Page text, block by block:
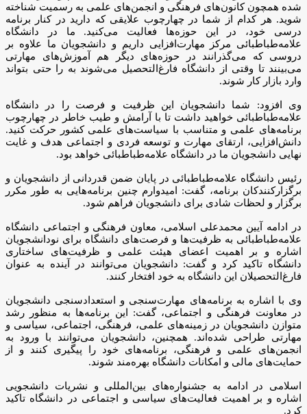
وی افزود: شما دانشجویان این ظرفیت و فرصت را در دانشگاه
علامه‌طباطبائی خواهید داشت تا با آرامش و طیب خاطر در چهارچوب
برنامه‌های علمی و متناسب با سیاست‌های علمی کشور حرکت کنید.
دانش‌افزایی، ارتقای مهارت و توسعه فردی و اجتماعی هدف و غایت
نهایی دانشجویان ما در دانشگاه علامه‌طباطبائی خواهد بود.
رئیس دانشگاه علامه‌طباطبائی در پایان ضمن قدردانی از دانشجویان و
برگزارکنندکان برنامه، گفت: امیدوارم چنین برنامه‌هایی به طور مکرر
برگزار و لحظات شادی برای دانشجویان فراهم شود.
در ادامه آیین محمدعلی اسلامی، معاون فرهنگی و اجتماعی دانشگاه
علامه‌طباطبائی به ظرفیت‌ها و فرصت‌های دانشگاه برای نودانشجویان
اشاره و بر اهمیت اعضای هیئت علمی و ظرفیت‌های ساختاری
دانشگاه تاکید کرد و گفت: دانشجویان می‌توانند در آینده به عنوان
فارغ‌التحصیلان این دانشگاه به خود افتخار کنند.
وی با اشاره به برنامه‌های مهارت‌سنجی و استعدادسنجی دانشجویان
در معاونت فرهنگی و اجتماعی، گفت: این برنامه‌ها به منظور رشد
متوازن دانشجویان در زمینه‌های علمی، فرهنگی، اجتماعی، سیاسی و
مهارتی طراحی شده‌اند. همچنین، دانشجویان می‌توانند با ورود به
انجمن‌های علمی و فرهنگی، برنامه‌های خود را پیگیری کنند و از
حمایت‌های مالی و امکانات دانشگاه بهره‌مند شوند.
اسلامی در ادامه به جشنواره‌های بین‌المللی و نشریات دانشجویی
اشاره و بر اهمیت فعالیت‌های سیاسی و اجتماعی در دانشگاه تاکید
کرد.
وی در پایان ضمن آرزوی صلح و امنیت برای جهان از دانشجویان
خواست تا در راستای مسئولیت اجتماعی خود فعال باشند.
انتهای پیام/
کارآفرینی پرس را نصب کنید؛ فرصت‌ها را از دست ندهید